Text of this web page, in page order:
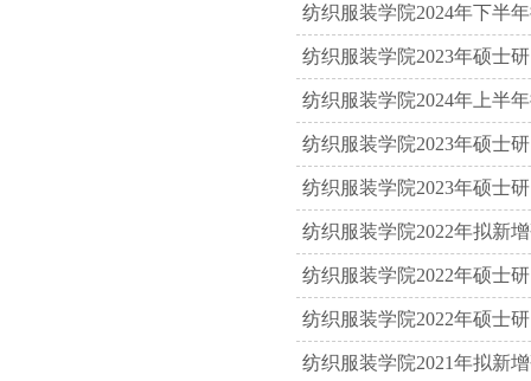
纺织服装学院2024年下半
纺织服装学院2023年硕士
纺织服装学院2024年上半
纺织服装学院2023年硕士
纺织服装学院2023年硕士
纺织服装学院2022年拟新
纺织服装学院2022年硕士
纺织服装学院2022年硕士
纺织服装学院2021年拟新